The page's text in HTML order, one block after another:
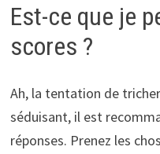
Est-ce que je
scores ?
Ah, la tentation de
séduisant, il est
réponses. Prenez les